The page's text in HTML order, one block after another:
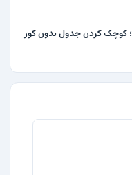
OSPF Summarization و Route Filtering؛ کوچک کردن جدول بدون کور